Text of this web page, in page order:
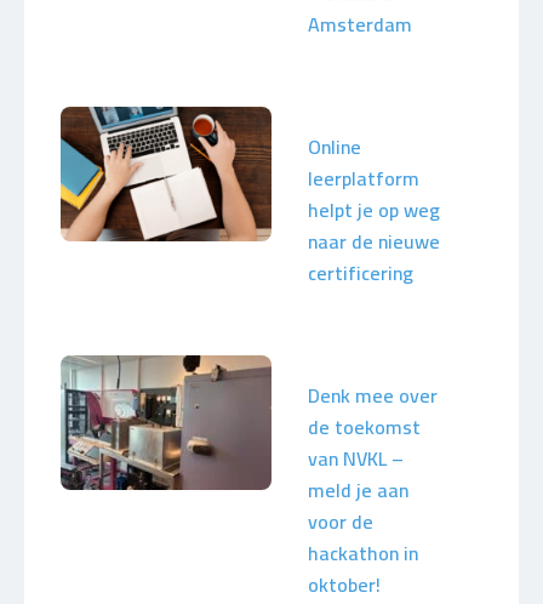
Amsterdam
Online
leerplatform
helpt je op weg
naar de nieuwe
certificering
Denk mee over
de toekomst
van NVKL –
meld je aan
voor de
hackathon in
oktober!